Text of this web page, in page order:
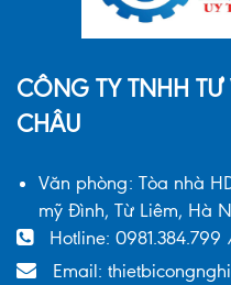
CÔNG TY TNHH TƯ
CHÂU
Văn phòng: Tòa nhà
mỹ Đình, Từ Liêm, Hà
Hotline:
Email: